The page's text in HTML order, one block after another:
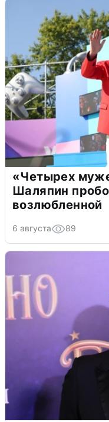
«Четырех
Шаляпин
возлюбленной
6 августа 89